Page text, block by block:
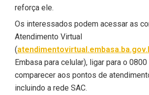
reforça ele.
Os interessados podem acessar as
Atendimento Virtual
(
Embasa para celular), ligar para o
comparecer aos pontos de
incluindo a rede SAC.